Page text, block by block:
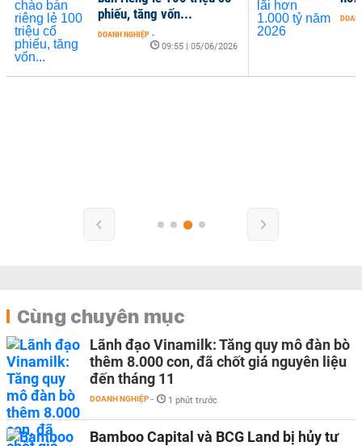
phiếu, tăng vốn...
DOANH NGHIỆP -
09:55 | 05/06/2026
Cùng chuyên mục
Lãnh đạo Vinamilk: Tăng quy mô đàn bò
thêm 8.000 con, đã chốt giá nguyên liệu
đến tháng 11
DOANH NGHIỆP - 1 phút trước
Bamboo Capital và BCG Land bị hủy tư